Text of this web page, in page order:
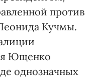
против
Кучмы.
Ющенко
однозначных